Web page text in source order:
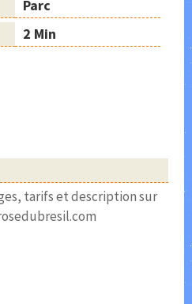
Parc
2 Min
tarifs et description sur